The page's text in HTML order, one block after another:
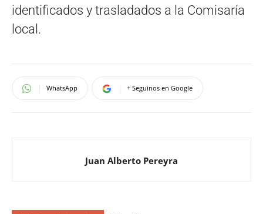
identificados y trasladados a la Comisaría
local.
WhatsApp + Seguinos en Google
Juan Alberto Pereyra